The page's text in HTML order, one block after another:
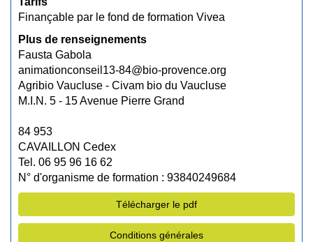
Finançable par le fond de formation Vivea
Plus de renseignements
Fausta Gabola
animationconseil13-84@bio-provence.org
Agribio Vaucluse - Civam bio du Vaucluse
M.I.N. 5 - 15 Avenue Pierre Grand
84 953
CAVAILLON Cedex
Tel. 06 95 96 16 62
N° d'organisme de formation : 93840249684
Télécharger le pdf
Conditions générales